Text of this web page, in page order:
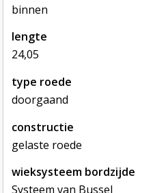
binnen
lengte
24,05
type roede
doorgaand
constructie
gelaste roede
wieksysteem bordzijde
Systeem van Bussel